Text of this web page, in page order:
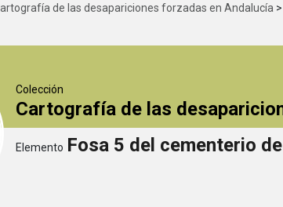
de las desapariciones forzadas en Andalucía >
Colección
Cartografía de las
Elemento Fosa 5 del cementerio